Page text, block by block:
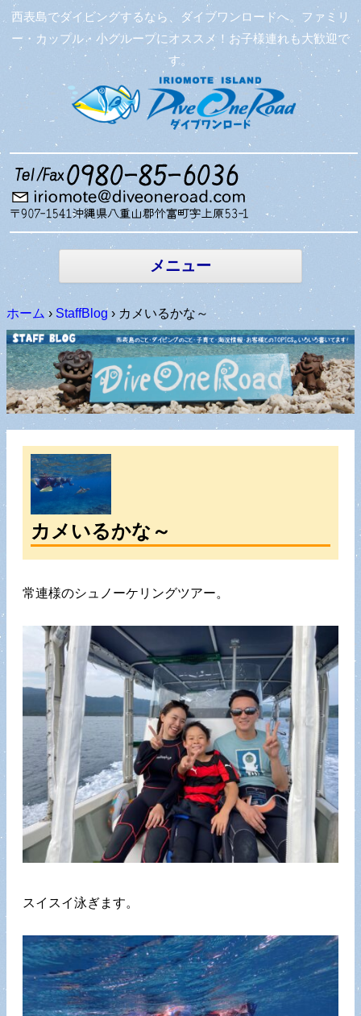
西表島でダイビングするなら、ダイブワンロードへ。ファミリ
ー・カップル・小グループにオススメ！お子様連れも大歓迎で
す。
メニュー
コンテン
ホーム › StaffBlog › カメいるかな～
カメいるかな～
常連様のシュノーケリングツアー。
スイスイ泳ぎます。